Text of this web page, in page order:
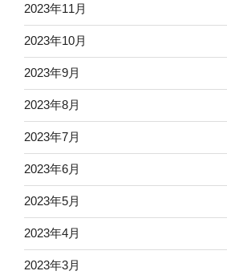
2023年11月
2023年10月
2023年9月
2023年8月
2023年7月
2023年6月
2023年5月
2023年4月
2023年3月